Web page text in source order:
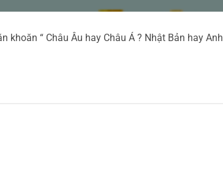
“ Châu Âu hay Châu Á ? Nhật Bản hay Anh